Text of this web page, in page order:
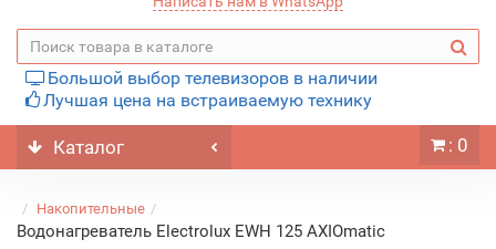
Большой выбор телевизоров в наличии
Лучшая цена на встраиваемую технику
Каталог : 0
Накопительные
Водонагреватель Electrolux EWH 125 AXIOmatic